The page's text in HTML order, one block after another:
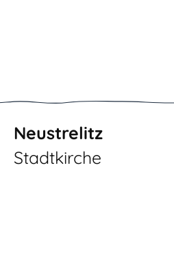
Neustrelitz
Stadtkirche